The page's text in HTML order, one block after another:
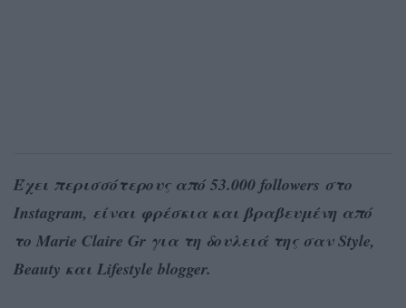
Έχει περισσότερους από 53.000 followers στο
Instagram, είναι φρέσκια και βραβευμένη από
το Marie Claire Gr για τη δουλειά της σαν Style,
Beauty και Lifestyle blogger.